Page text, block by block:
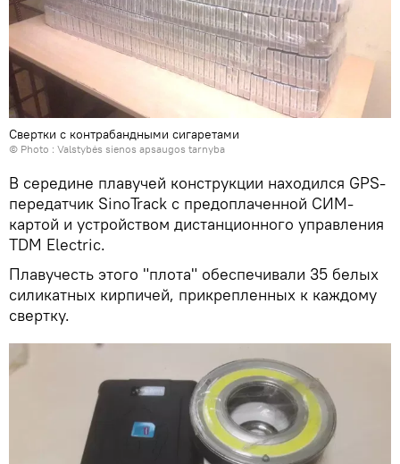
Свертки с контрабандными сигаретами
© Photo : Valstybės sienos apsaugos tarnyba
В середине плавучей конструкции находился GPS-
передатчик SinoTrack с предоплаченной СИМ-
картой и устройством дистанционного управления
TDM Electric.
Плавучесть этого "плота" обеспечивали 35 белых
силикатных кирпичей, прикрепленных к каждому
свертку.